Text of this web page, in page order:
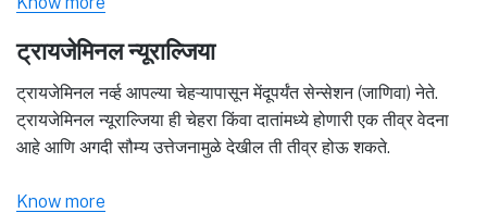
ट्रायजेमिनल न्यूराल्जिया
ट्रायजेमिनल नर्व्ह आपल्या चेहऱ्यापासून मेंदूपर्यंत सेन्सेशन (जाणिवा) नेते.
ट्रायजेमिनल न्यूराल्जिया ही चेहरा किंवा दातांमध्ये होणारी एक तीव्र वेदना
आहे आणि अगदी सौम्य उत्तेजनामुळे देखील ती तीव्र होऊ शकते.
Know more